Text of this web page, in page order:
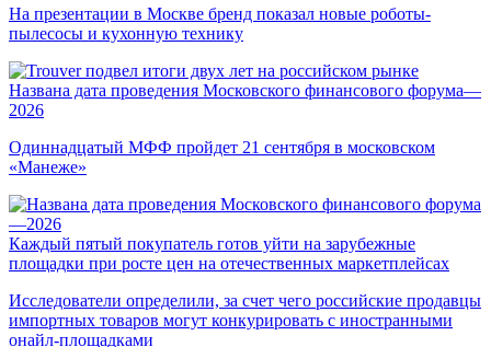
На презентации в Москве бренд показал новые роботы-
пылесосы и кухонную технику
Названа дата проведения Московского финансового форума—
2026
Одиннадцатый МФФ пройдет 21 сентября в московском
«Манеже»
Каждый пятый покупатель готов уйти на зарубежные
площадки при росте цен на отечественных маркетплейсах
Исследователи определили, за счет чего российские продавцы
импортных товаров могут конкурировать с иностранными
онайл-площадками